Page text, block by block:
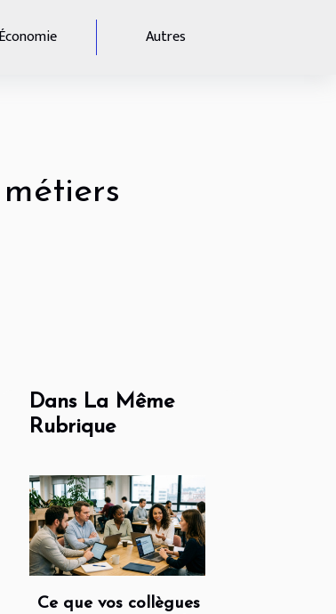
Économie Autres
Dans La Même
Rubrique
Ce que vos collègues